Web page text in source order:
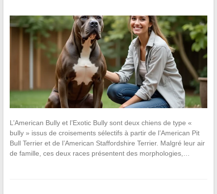
L’American Bully et l’Exotic Bully sont deux chiens de type «
bully » issus de croisements sélectifs à partir de l’American Pit
Bull Terrier et de l’American Staffordshire Terrier. Malgré leur air
de famille, ces deux races présentent des morphologies,…